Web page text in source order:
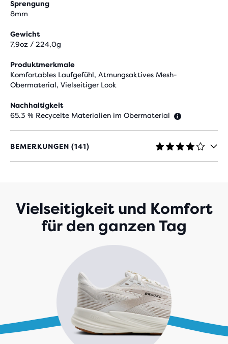
Sprengung
8mm
Gewicht
7,9oz / 224,0g
Produktmerkmale
Komfortables Laufgefühl, Atmungsaktives Mesh-
Obermaterial, Vielseitiger Look
Nachhaltigkeit
65.3 % Recycelte Materialien im Obermaterial
BEMERKUNGEN (141)
4,1
VON
BEWERTUNGEN
Vielseitigkeit und Komfort
für den ganzen Tag